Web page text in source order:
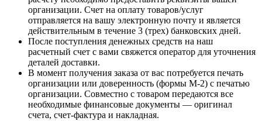
организации. Счет на оплату товаров/услуг
отправляется на вашу электронную почту и является
действительным в течение 3 (трех) банковских дней.
После поступления денежных средств на наш
расчетный счет с вами свяжется оператор для уточнения
деталей доставки.
В момент получения заказа от вас потребуется печать
организации или доверенность (формы М-2) с печатью
организации. Совместно с товаром передаются все
необходимые финансовые документы — оригинал
счета, счет-фактура и накладная.